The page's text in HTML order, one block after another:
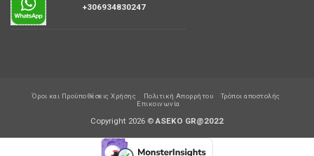
+306934830247
Όροι και Προϋποθέσεις Χρήσης Πολιτική Απορρήτου
Τρόποι αποστολής
Επικοινωνία
Copyright 2026 ©ASEKO GR@2022